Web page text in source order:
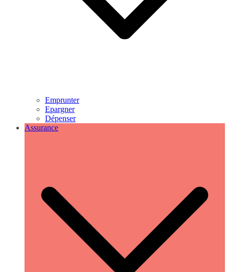
Emprunter
Epargner
Dépenser
Assurance